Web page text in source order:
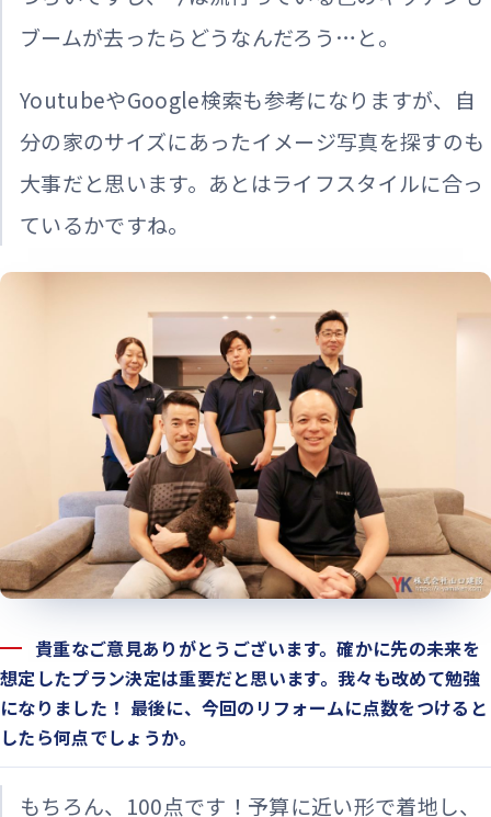
ブームが去ったらどうなんだろう…と。
YoutubeやGoogle検索も参考になりますが、自
分の家のサイズにあったイメージ写真を探すのも
大事だと思います。あとはライフスタイルに合っ
ているかですね。
貴重なご意見ありがとうございます。確かに先の未来を
想定したプラン決定は重要だと思います。我々も改めて勉強
になりました！ 最後に、今回のリフォームに点数をつけると
したら何点でしょうか。
もちろん、100点です！予算に近い形で着地し、